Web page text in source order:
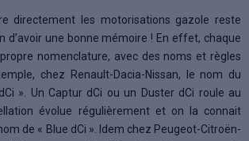
directement les motorisations gazole reste
d’avoir une bonne mémoire ! En effet, chaque
nomenclature, avec des noms et règles
chez Renault-Dacia-Nissan, le nom du
». Un Captur dCi ou un Duster dCi roule au
évolue régulièrement et on la connait
de « Blue dCi ». Idem chez Peugeot-Citroën-